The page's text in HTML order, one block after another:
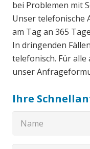
bei Problemen mit
Unser telefonische Auftragsannahme ist 24 Stunden
am Tag an 365 Tagen im
In dringenden Fällen
telefonisch. Für alle
unser
Ihre